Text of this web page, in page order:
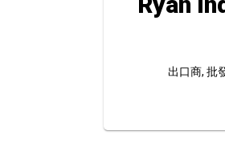
出口商, 批